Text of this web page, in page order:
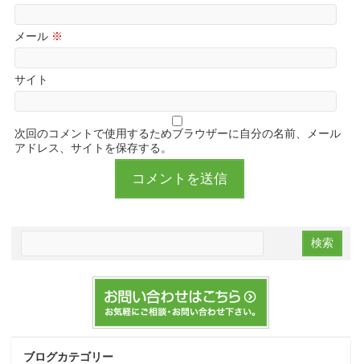
メール ※
サイト
次回のコメントで使用するためブラウザーに自分の名前、メール
アドレス、サイトを保存する。
ブログカテゴリー